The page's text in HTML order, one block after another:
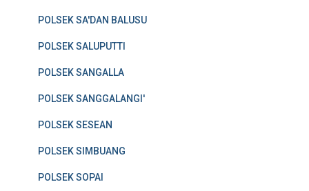
POLSEK SA'DAN BALUSU
POLSEK SALUPUTTI
POLSEK SANGALLA
POLSEK SANGGALANGI'
POLSEK SESEAN
POLSEK SIMBUANG
POLSEK SOPAI